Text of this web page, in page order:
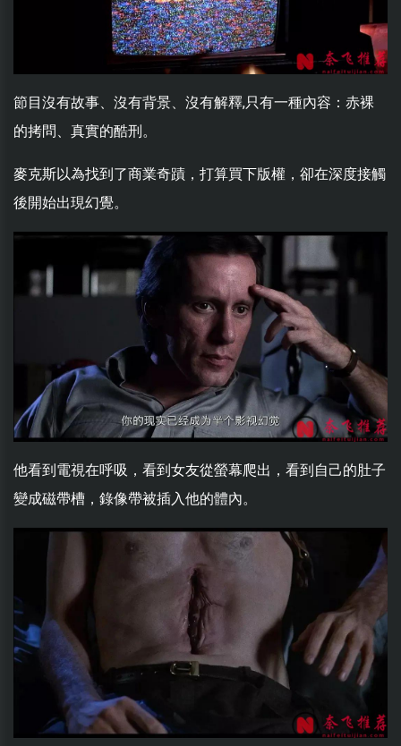
節目沒有故事、沒有背景、沒有解釋,只有一種內容：赤裸
的拷問、真實的酷刑。
麥克斯以為找到了商業奇蹟，打算買下版權，卻在深度接觸
後開始出現幻覺。
他看到電視在呼吸，看到女友從螢幕爬出，看到自己的肚子
變成磁帶槽，錄像帶被插入他的體內。